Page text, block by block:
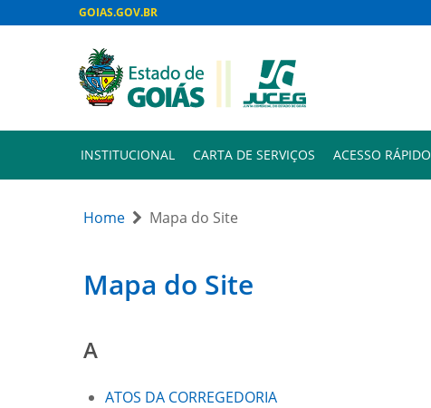
GOIAS.GOV.BR
INSTITUCIONAL CARTA DE SERVIÇOS ACESSO RÁPIDO
Home Mapa do Site
Mapa do Site
A
ATOS DA CORREGEDORIA